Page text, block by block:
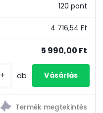
120 pont
4 716,54 Ft
5 990,00 Ft
+ db